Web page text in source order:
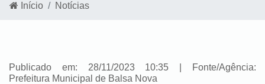
Início Notícias
Publicado em: 28/11/2023 10:35 | Fonte/Agência:
Prefeitura Municipal de Balsa Nova